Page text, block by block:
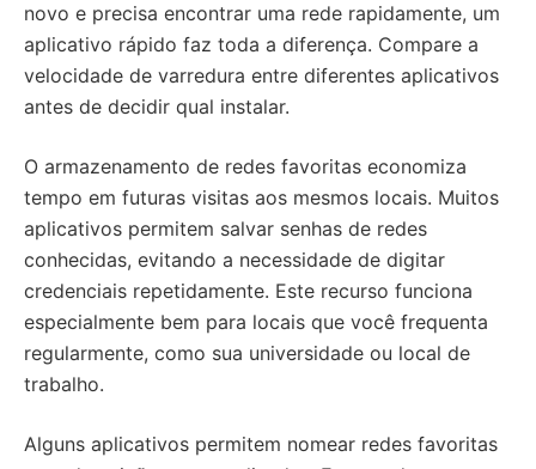
novo e precisa encontrar uma rede rapidamente, um
aplicativo rápido faz toda a diferença. Compare a
velocidade de varredura entre diferentes aplicativos
antes de decidir qual instalar.
O armazenamento de redes favoritas economiza
tempo em futuras visitas aos mesmos locais. Muitos
aplicativos permitem salvar senhas de redes
conhecidas, evitando a necessidade de digitar
credenciais repetidamente. Este recurso funciona
especialmente bem para locais que você frequenta
regularmente, como sua universidade ou local de
trabalho.
Alguns aplicativos permitem nomear redes favoritas